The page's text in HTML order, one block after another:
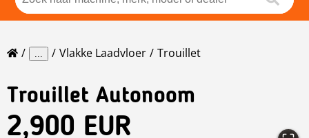
... Vlakke Laadvloer Trouillet
Trouillet Autonoom
2,900 EUR